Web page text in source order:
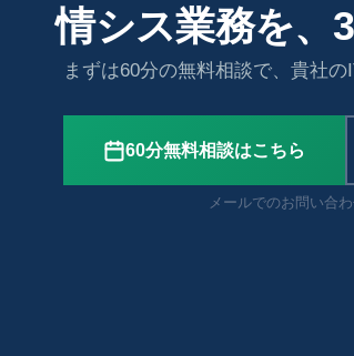
情シス業務を、
まずは60分の無料相談で、貴社
60分無料相談はこちら
メールでのお問い合